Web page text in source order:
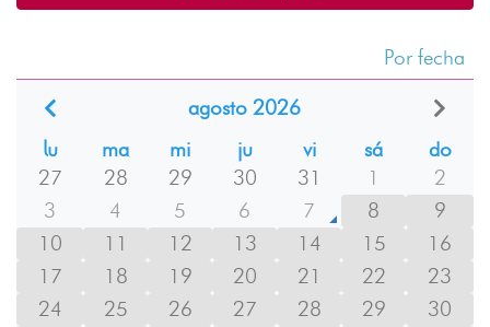
Por fecha
agosto 2026
lu
ma mi ju vi sá
do
27
28 29 30 31 1
2
3
4 5 6 7 8
9
10
11 12 13 14 15
16
17
18 19 20 21 22
23
24
25 26 27 28 29
30